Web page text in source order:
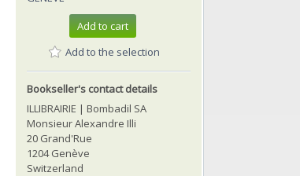
Add to cart
Add to the selection
Bookseller's contact details
ILLIBRAIRIE | Bombadil SA
Monsieur Alexandre Illi
20 Grand'Rue
1204 Genève
Switzerland